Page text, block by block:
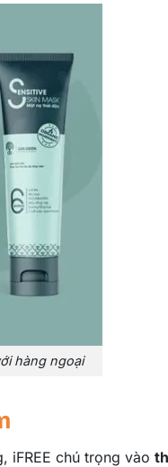
hàng ngoại
iFREE chú trọng vào